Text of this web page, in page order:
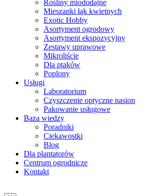
Rośliny miododajne
Mieszanki łąk kwietnych
Exotic Hobby
Asortyment ogrodowy
Asortyment ekspozycyjny
Zestawy uprawowe
Mikroliście
Dla ptaków
Poplony
Usługi
Laboratorium
Czyszczenie optyczne nasion
Pakowanie usługowe
Baza wiedzy
Poradniki
Ciekawostki
Blog
Dla plantatorów
Centrum ogrodnicze
Kontakt